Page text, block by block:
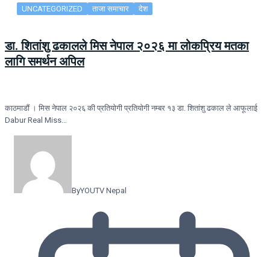
UNCATEGORIZED ताजा समाचार देश
डा. शितांशु ढकालले मिस नेपाल २०२६ मा लोकप्रिय मतका
लागि समर्थन अपिल
काठमाडौं । मिस नेपाल २०२६ की प्रतियोगी प्रतियोगी नम्बर १३ डा. शितांशु ढकाल ले आफूलाई
Dabur Real Miss…
ByYOUTV Nepal